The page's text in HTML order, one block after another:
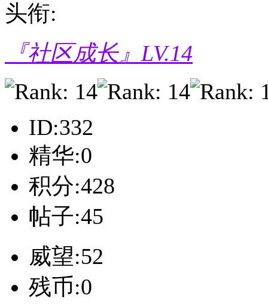
头衔:
『社区成长』LV.14
ID:332
精华:0
积分:428
帖子:45
威望:52
残币:0